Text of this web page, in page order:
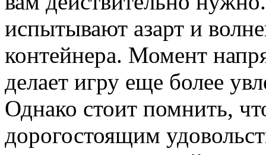
испытывают азарт и
контейнера. Момент
делает игру еще более
Однако стоит помнить,
дорогостоящим